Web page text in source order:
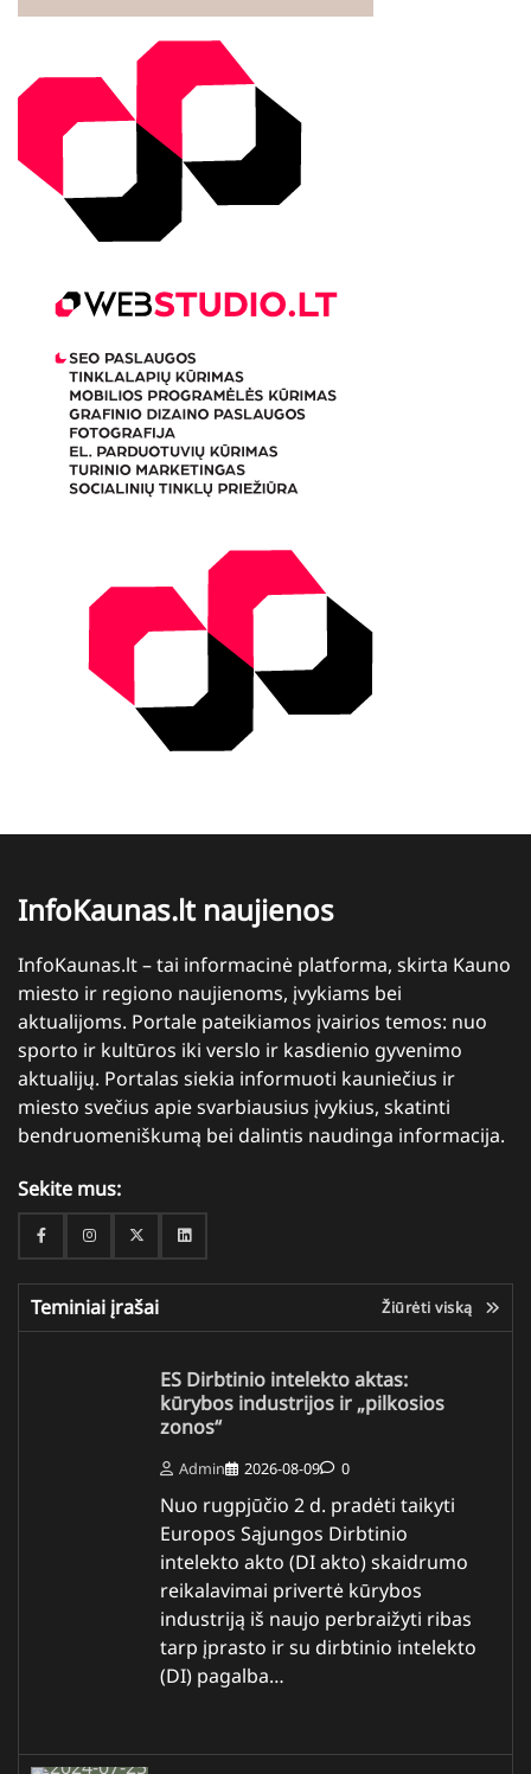
InfoKaunas.lt naujienos
InfoKaunas.lt – tai informacinė platforma, skirta Kauno
miesto ir regiono naujienoms, įvykiams bei
aktualijoms. Portale pateikiamos įvairios temos: nuo
sporto ir kultūros iki verslo ir kasdienio gyvenimo
aktualijų. Portalas siekia informuoti kauniečius ir
miesto svečius apie svarbiausius įvykius, skatinti
bendruomeniškumą bei dalintis naudinga informacija.
Sekite mus:
FacebookInstagramTwitterLinkedin
Teminiai įrašai Žiūrėti viską
ES Dirbtinio intelekto aktas:
kūrybos industrijos ir „pilkosios
zonos“
Admin 2026-08-09 0
Nuo rugpjūčio 2 d. pradėti taikyti
Europos Sąjungos Dirbtinio
intelekto akto (DI akto) skaidrumo
reikalavimai privertė kūrybos
industriją iš naujo perbraižyti ribas
tarp įprasto ir su dirbtinio intelekto
(DI) pagalba…